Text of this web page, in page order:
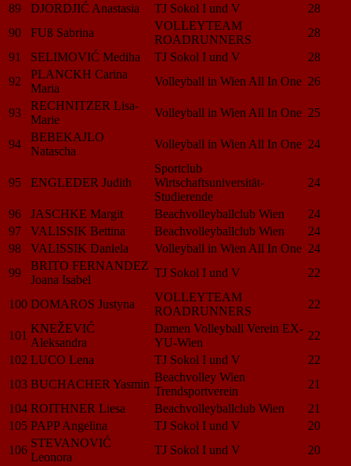
89
DJORDJIĆ Anastasia TJ Sokol I und V
28
90
FUß Sabrina
VOLLEYTEAM
ROADRUNNERS
28
91
SELIMOVIĆ Mediha TJ Sokol I und V
28
92
PLANCKH Carina
Maria
Volleyball in Wien All In One 26
93
RECHNITZER Lisa-
Marie
Volleyball in Wien All In One 25
94
BEBEKAJLO
Natascha
Volleyball in Wien All In One 24
95 ENGLEDER Judith
Sportclub
Wirtschaftsuniversität-
Studierende
24
96 JASCHKE Margit Beachvolleyballclub Wien
24
97
VALISSIK Bettina Beachvolleyballclub Wien
24
98
VALISSIK Daniela Volleyball in Wien All In One 24
99
BRITO FERNANDEZ
Joana Isabel
TJ Sokol I und V 22
100 DOMAROS Justyna
VOLLEYTEAM
ROADRUNNERS
22
101
KNEŽEVIĆ
Aleksandra
Damen Volleyball Verein EX-
YU-Wien
22
102 LUCO Lena TJ Sokol I und V
22
103 BUCHACHER Yasmin
Beachvolley Wien
Trendsportverein
21
104 ROITHNER Liesa Beachvolleyballclub Wien
21
105 PAPP Angelina TJ Sokol I und V
20
106
STEVANOVIĆ
Leonora
TJ Sokol I und V 20